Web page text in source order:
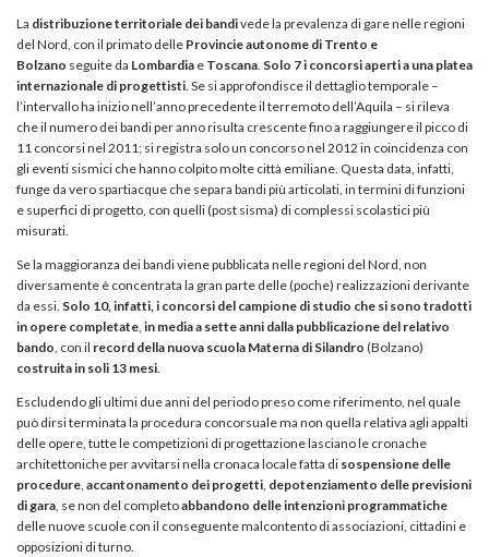
La distribuzione territoriale dei bandivede la prevalenza di gare nelle regioni
del Nord, con il primato delle Provincie autonome di Trento e
Bolzano seguite da Lombardia e Toscana. Solo 7 i concorsi aperti a una platea
internazionale di progettisti. Se si approfondisce il dettaglio temporale –
l’intervallo ha inizio nell’anno precedente il terremoto dell’Aquila – si rileva
che il numero dei bandi per anno risulta crescente fino a raggiungere il picco di
11 concorsi nel 2011; si registra solo un concorso nel 2012 in coincidenza con
gli eventi sismici che hanno colpito molte città emiliane. Questa data, infatti,
funge da vero spartiacque che separa bandi più articolati, in termini di funzioni
e superfici di progetto, con quelli (post sisma) di complessi scolastici più
misurati.
Se la maggioranza dei bandi viene pubblicata nelle regioni del Nord, non
diversamente è concentrata la gran parte delle (poche) realizzazioni derivante
da essi. Solo 10, infatti, i concorsi del campione di studio che si sono tradotti
in opere completate, in media a sette anni dalla pubblicazione del relativo
bando, con il record della nuova scuola Materna di Silandro (Bolzano)
costruita in soli 13 mesi.
Escludendo gli ultimi due anni del periodo preso come riferimento, nel quale
può dirsi terminata la procedura concorsuale ma non quella relativa agli appalti
delle opere, tutte le competizioni di progettazione lasciano le cronache
architettoniche per avvitarsi nella cronaca locale fatta di sospensione delle
procedure, accantonamento dei progetti, depotenziamento delle previsioni
di gara, se non del completoabbandono delle intenzioni programmatiche
delle nuove scuole con il conseguente malcontento di associazioni, cittadini e
opposizioni di turno.